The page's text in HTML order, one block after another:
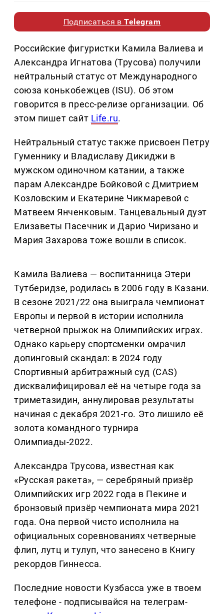
Подписаться вTelegram
Российские фигуристки Камила Валиева и
Александра Игнатова (Трусова) получили
нейтральный статус от Международного
союза конькобежцев (ISU). Об этом
говорится в пресс-релизе организации. Об
этом пишет сайт Life.ru.
Нейтральный статус также присвоен Петру
Гуменнику и Владиславу Дикиджи в
мужском одиночном катании, а также
парам Александре Бойковой с Дмитрием
Козловским и Екатерине Чикмаревой с
Матвеем Янченковым. Танцевальный дуэт
Елизаветы Пасечник и Дарио Чиризано и
Мария Захарова тоже вошли в список.
Камила Валиева — воспитанница Этери
Тутберидзе, родилась в 2006 году в Казани.
В сезоне 2021/22 она выиграла чемпионат
Европы и первой в истории исполнила
четверной прыжок на Олимпийских играх.
Однако карьеру спортсменки омрачил
допинговый скандал: в 2024 году
Спортивный арбитражный суд (CAS)
дисквалифицировал её на четыре года за
триметазидин, аннулировав результаты
начиная с декабря 2021-го. Это лишило её
золота командного турнира
Олимпиады-2022.
Александра Трусова, известная как
«Русская ракета», — серебряный призёр
Олимпийских игр 2022 года в Пекине и
бронзовый призёр чемпионата мира 2021
года. Она первой чисто исполнила на
официальных соревнованиях четверные
флип, лутц и тулуп, что занесено в Книгу
рекордов Гиннесса.
Последние новости Кузбасса уже в твоем
телефоне - подписывайся на телеграм-